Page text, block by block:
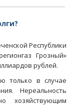
Республики
Грозный»
рублей.
только в случае
Нереальность
хозяйствующим